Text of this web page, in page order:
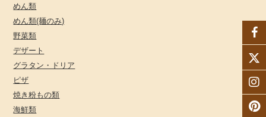
めん類
めん類(麺のみ)
野菜類
デザート
グラタン・ドリア
ピザ
焼き粉もの類
海鮮類